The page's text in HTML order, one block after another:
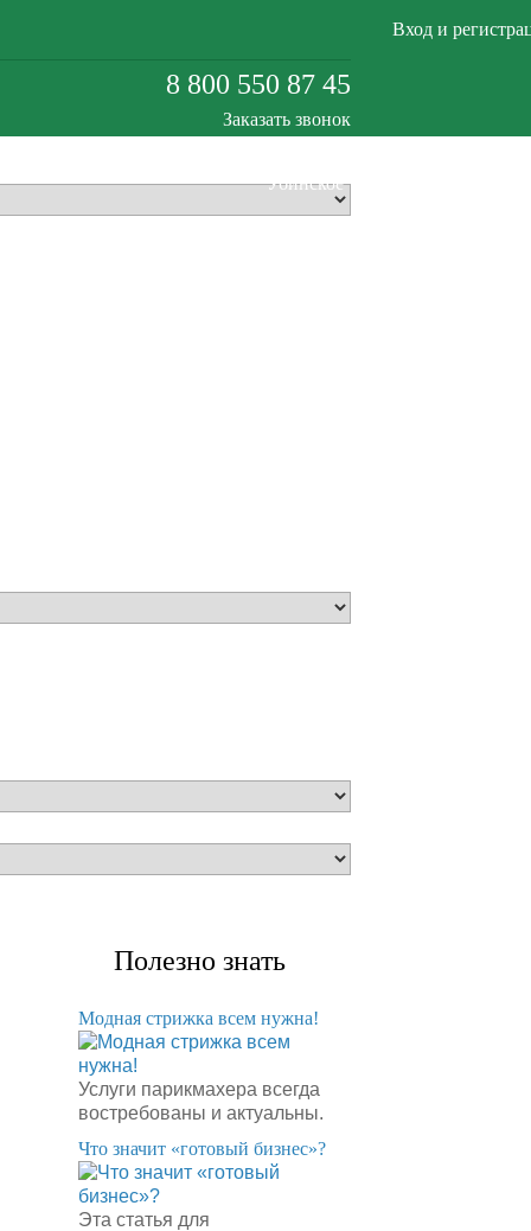
Убинское
Вход и
8 800 550 87 45
Заказать звонок
Полезно знать
Модная стрижка всем нужна!
Услуги парикмахера всегда
востребованы и актуальны.
​Что значит «готовый бизнес»?
Эта статья для